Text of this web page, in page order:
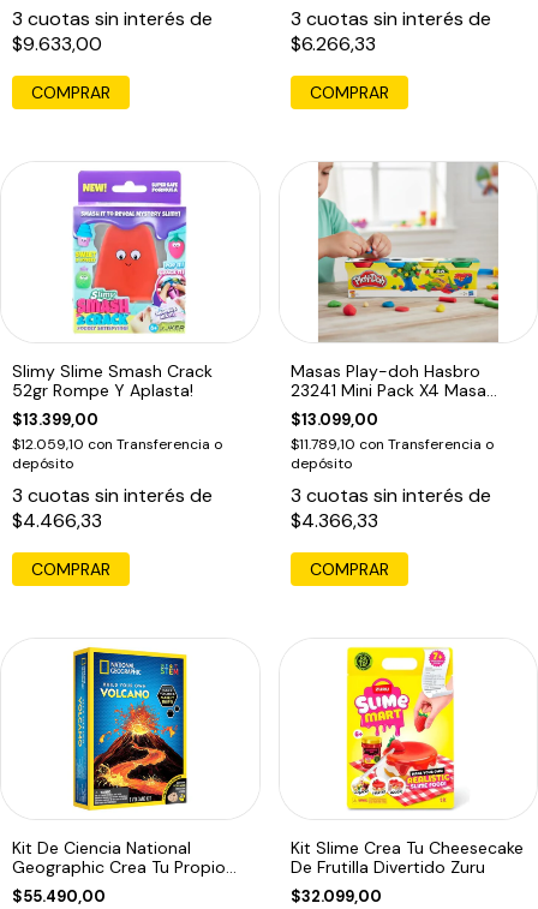
3 cuotas sin interés de
$9.633,00
3 cuotas sin interés de
$6.266,33
COMPRAR
Slimy Slime Smash Crack
52gr Rompe Y Aplasta!
$13.399,00
$12.059,10 con Transferencia o
depósito
3 cuotas sin interés de
$4.466,33
COMPRAR
Masas Play-doh Hasbro
23241 Mini Pack X4 Masa
Educando
$13.099,00
$11.789,10 con Transferencia o
depósito
3 cuotas sin interés de
$4.366,33
Kit De Ciencia National
Geographic Crea Tu Propio
Volcán
$55.490,00
Kit Slime Crea Tu Cheesecake
De Frutilla Divertido Zuru
$32.099,00